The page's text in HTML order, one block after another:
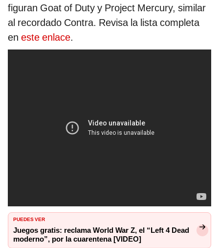
figuran Goat of Duty y Project Mercury, similar
al recordado Contra. Revisa la lista completa
en este enlace.
PUEDES VER
Juegos gratis: reclama World War Z, el “Left 4 Dead
moderno”, por la cuarentena [VIDEO]